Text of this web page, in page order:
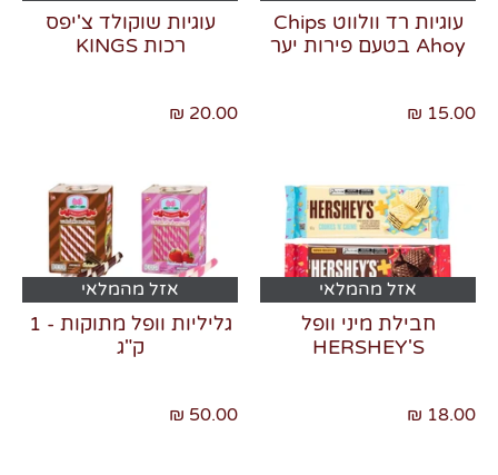
עוגיות רד וולווט Chips
Ahoy בטעם פירות יער
15.00 ₪
עוגיות שוקולד צ'יפס
רכות KINGS
20.00 ₪
אזל מהמלאי
חבילת מיני וופל
HERSHEY'S
18.00 ₪
אזל מהמלאי
גליליות וופל מתוקות - 1
ק"ג
50.00 ₪